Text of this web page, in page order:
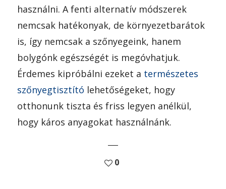
használni. A fenti alternatív módszerek
nemcsak hatékonyak, de környezetbarátok
is, így nemcsak a szőnyegeink, hanem
bolygónk egészségét is megóvhatjuk.
Érdemes kipróbálni ezeket a természetes
szőnyegtisztító lehetőségeket, hogy
otthonunk tiszta és friss legyen anélkül,
hogy káros anyagokat használnánk.
0